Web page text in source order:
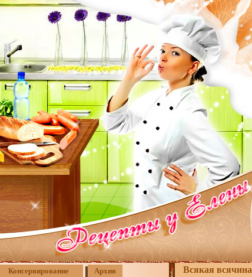
Консервирование Архив Всякая всячина